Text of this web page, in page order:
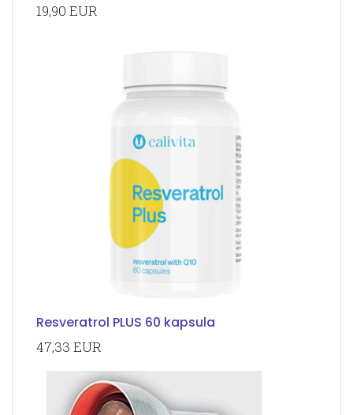
19,90 EUR
Resveratrol PLUS 60 kapsula
47,33 EUR